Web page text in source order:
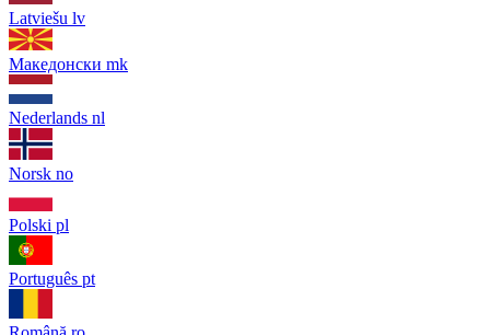
Latviešu lv
Македонски mk
Nederlands nl
Norsk no
Polski pl
Português pt